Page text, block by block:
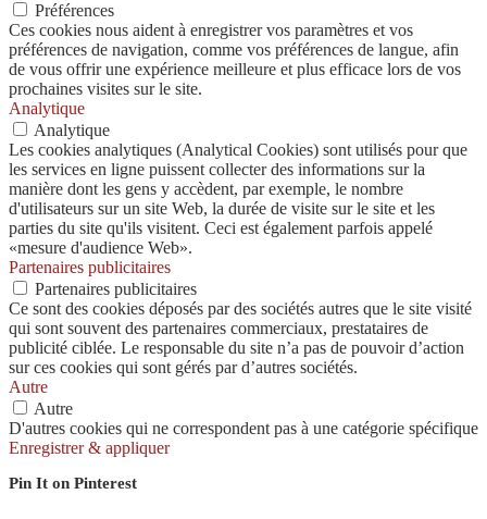
Préférences
Ces cookies nous aident à enregistrer vos paramètres et vos
préférences de navigation, comme vos préférences de langue, afin
de vous offrir une expérience meilleure et plus efficace lors de vos
prochaines visites sur le site.
Analytique
Analytique
Les cookies analytiques (Analytical Cookies) sont utilisés pour que
les services en ligne puissent collecter des informations sur la
manière dont les gens y accèdent, par exemple, le nombre
d'utilisateurs sur un site Web, la durée de visite sur le site et les
parties du site qu'ils visitent. Ceci est également parfois appelé
«mesure d'audience Web».
Partenaires publicitaires
Partenaires publicitaires
Ce sont des cookies déposés par des sociétés autres que le site visité
qui sont souvent des partenaires commerciaux, prestataires de
publicité ciblée. Le responsable du site n’a pas de pouvoir d’action
sur ces cookies qui sont gérés par d’autres sociétés.
Autre
Autre
D'autres cookies qui ne correspondent pas à une catégorie spécifique
Enregistrer & appliquer
Pin It on Pinterest